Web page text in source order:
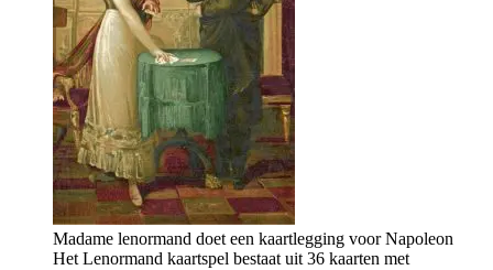
Madame lenormand doet een kaartlegging voor Napoleon
Het Lenormand kaartspel bestaat uit 36 kaarten met